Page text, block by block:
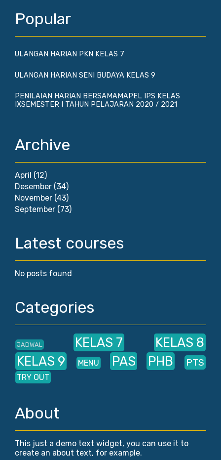
Popular
ULANGAN HARIAN PKN KELAS 7
ULANGAN HARIAN SENI BUDAYA KELAS 9
PENILAIAN HARIAN BERSAMAMAPEL IPS KELAS
IXSEMESTER I TAHUN PELAJARAN 2020 / 2021
Archive
April (12)
Desember (34)
November (43)
September (73)
Latest courses
No posts found
Categories
JADWAL KELAS 7
KELAS 8
KELAS 9
MENU PAS PHB PTS
TRY OUT
About
This just a demo text widget, you can use it to
create an about text, for example.